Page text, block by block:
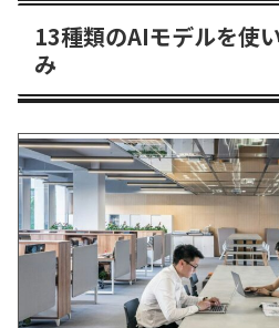
13種類のAIモデルを使
み